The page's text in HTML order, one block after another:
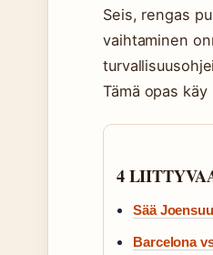
Seis, rengas
vaihtaminen
Tämä opas
4
Sää
Barcelona